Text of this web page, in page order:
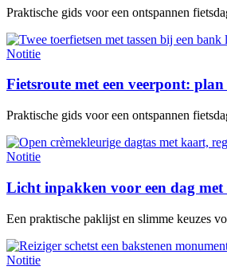
Praktische gids voor een ontspannen
Notitie
Fietsroute met een veerpont:
Praktische gids voor een ontspannen
Notitie
Licht inpakken voor een dag met
Een praktische paklijst en slimme keuzes
Notitie